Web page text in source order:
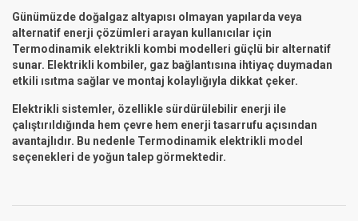
Günümüzde doğalgaz altyapısı olmayan yapılarda veya
alternatif enerji çözümleri arayan kullanıcılar için
Termodinamik elektrikli kombi modelleri güçlü bir alternatif
sunar. Elektrikli kombiler, gaz bağlantısına ihtiyaç duymadan
etkili ısıtma sağlar ve montaj kolaylığıyla dikkat çeker.
Elektrikli sistemler, özellikle sürdürülebilir enerji ile
çalıştırıldığında hem çevre hem enerji tasarrufu açısından
avantajlıdır. Bu nedenle Termodinamik elektrikli model
seçenekleri de yoğun talep görmektedir.